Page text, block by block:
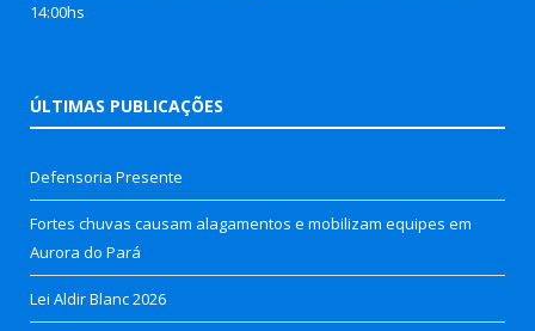
14:00hs
ÚLTIMAS PUBLICAÇÕES
Defensoria Presente
Fortes chuvas causam alagamentos e mobilizam equipes em
Aurora do Pará
Lei Aldir Blanc 2026